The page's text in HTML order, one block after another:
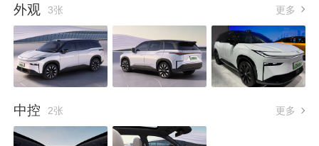
外观 3张 更多
中控 2张 更多